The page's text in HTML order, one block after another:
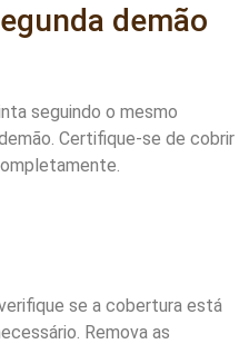
demão
seguindo o mesmo
Certifique-se de cobrir
se a cobertura está
Remova as